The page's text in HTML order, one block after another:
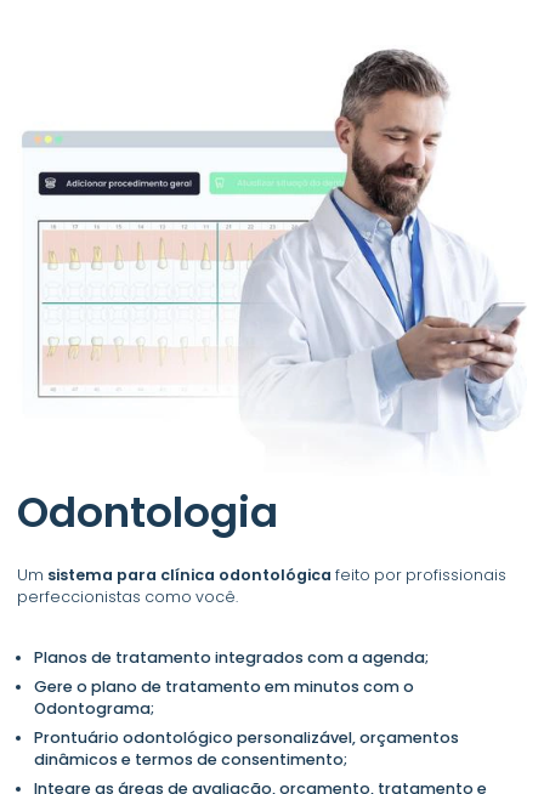
Odontologia
Um sistema para clínica odontológica feito por profissionais
perfeccionistas como você.
Planos de tratamento integrados com a agenda;
Gere o plano de tratamento em minutos com o
Odontograma;
Prontuário odontológico personalizável, orçamentos
dinâmicos e termos de consentimento;
Integre as áreas de avaliação, orçamento, tratamento e